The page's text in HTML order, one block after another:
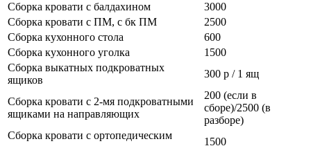
Сборка кровати с балдахином
3000
Сборка кровати с ПМ, с бк ПМ
2500
Сборка кухонного стола
600
Сборка кухонного уголка
1500
Сборка выкатных подкроватных
ящиков
300 р / 1 ящ
Сборка кровати с 2-мя подкроватными
ящиками на направляющих
200 (если в
сборе)/2500 (в
разборе)
Сборка кровати с ортопедическим
1500